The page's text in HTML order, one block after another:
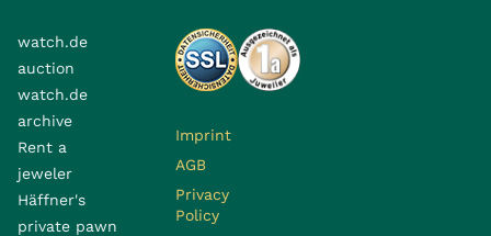
watch.de
auction
watch.de
archive
Rent a
jeweler
Häffner's
private pawn
Imprint
AGB
Privacy
Policy